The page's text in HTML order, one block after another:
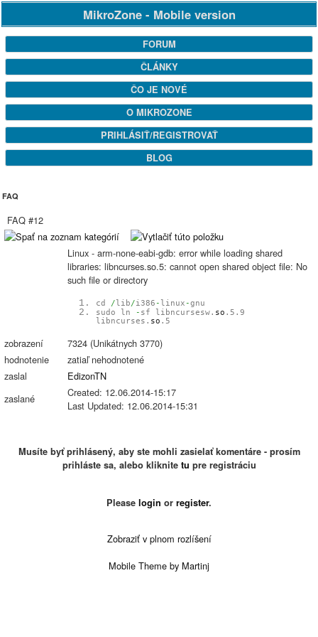
MikroZone - Mobile version
FORUM
ČLÁNKY
ČO JE NOVÉ
O MIKROZONE
PRIHLÁSIŤ/REGISTROVAŤ
BLOG
FAQ
FAQ #12
Linux - arm-none-eabi-gdb: error while loading shared
libraries: libncurses.so.5: cannot open shared object file: No
such file or directory
cd /lib/i386 - linux -gnu
sudo ln
- sf libncursesw. so .5.9
libncurses. so .5
zobrazení
7324 (Unikátnych 3770)
hodnotenie
zatiaľ nehodnotené
zaslal
EdizonTN
zaslané
Created: 12.06.2014-15:17
Last Updated: 12.06.2014-15:31
Musíte byť prihlásený, aby ste mohli zasielať komentáre - prosím
prihláste sa, alebo kliknite tu pre registráciu
Please login or register.
Zobraziť v plnom rozlíšení
Mobile Theme by Martinj